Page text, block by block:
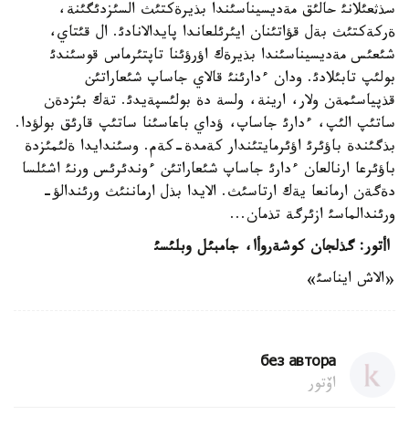
سذثعئلانئ حالئق مةديسيناسئندا بذيرةكتئث السئزدئگئنة،
ةركةكتئث بةل قؤاتئنان ايئرئلعاندا پايدالانادئ. ال قئتاي،
شئعئس مةديسيناسئندا بذيرةك اؤرؤئنا تاپتئرماس قوسئندئ
بولئپ تابئلادئ. ودان ءدارئنئ قالاي جاساپ شئعاراتئن
قذپياسئمةن ولار، ارينة، ولسة دة بولئسپةيدئ. تةك بئزدةن
ساتئپ الئپ، ءدارئ جاساپ، ؤداي باعاسئنا ساتئپ قارئق بولؤدا.
بذگئندة باؤئرئ اؤئرمايتئندار كةمدة-كةم. وسئندايدا ةلئمئزدة
باؤئرعا ارنالعان ءدارئ جاساپ شئعاراتئن ءوندئرئس ورنئ اشئلسا
دةگةن ارمانعا يةك ارتاسئث. الايدا بذل ارماننئث ورئندالؤ-
ورئندالماسئ ازئرگة تذمان...
اأتور: گذلجان كوشةروأا، جامبئل وبلئسئ
«الاش ايناسئ»
без автора
اۆتور